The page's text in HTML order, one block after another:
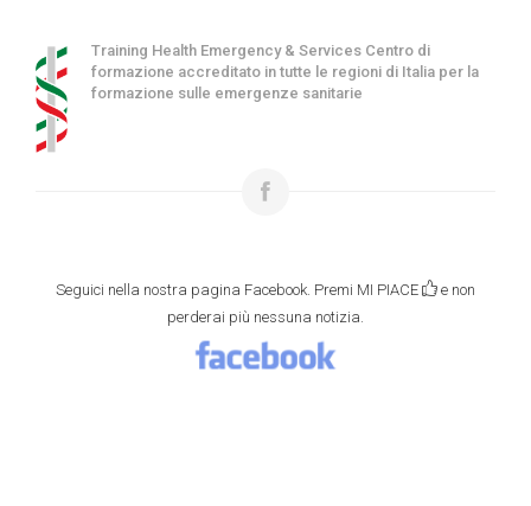
Training Health Emergency & Services Centro di
formazione accreditato in tutte le regioni di Italia per la
formazione sulle emergenze sanitarie
Seguici nella nostra pagina Facebook. Premi MI PIACE
e non
perderai più nessuna notizia.